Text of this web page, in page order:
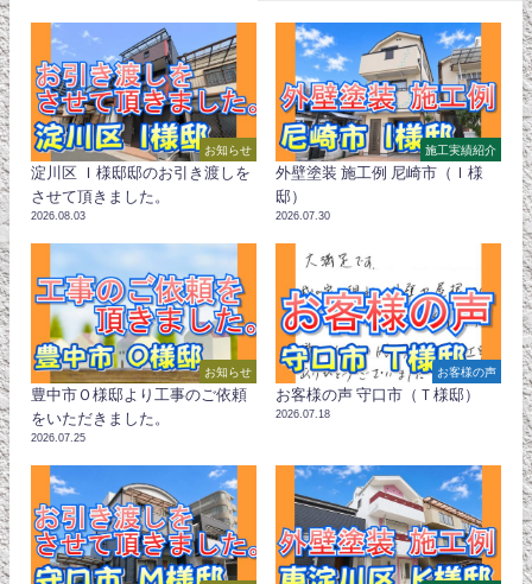
お知らせ
淀川区 Ｉ様邸邸のお引き渡しを
させて頂きました。
2026.08.03
施工実績紹介
外壁塗装 施工例 尼崎市（Ｉ様
邸）
2026.07.30
お知らせ
豊中市Ｏ様邸より工事のご依頼
をいただきました。
2026.07.25
お客様の声
お客様の声 守口市（Ｔ様邸）
2026.07.18